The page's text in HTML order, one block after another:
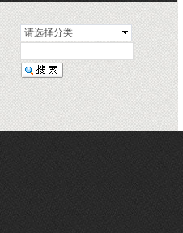
请选择分类